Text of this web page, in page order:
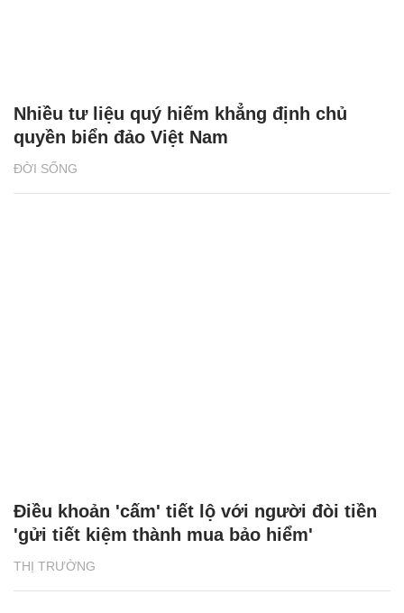
ĐỜI SỐNG
Nhiều tư liệu quý hiếm khẳng định chủ
quyền biển đảo Việt Nam
THỊ TRƯỜNG
Điều khoản 'cấm' tiết lộ với người đòi tiền
'gửi tiết kiệm thành mua bảo hiểm'